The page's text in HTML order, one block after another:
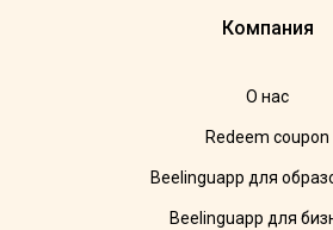
Компания
О нас
Redeem coupon
Beelinguapp для
Beelinguapp для